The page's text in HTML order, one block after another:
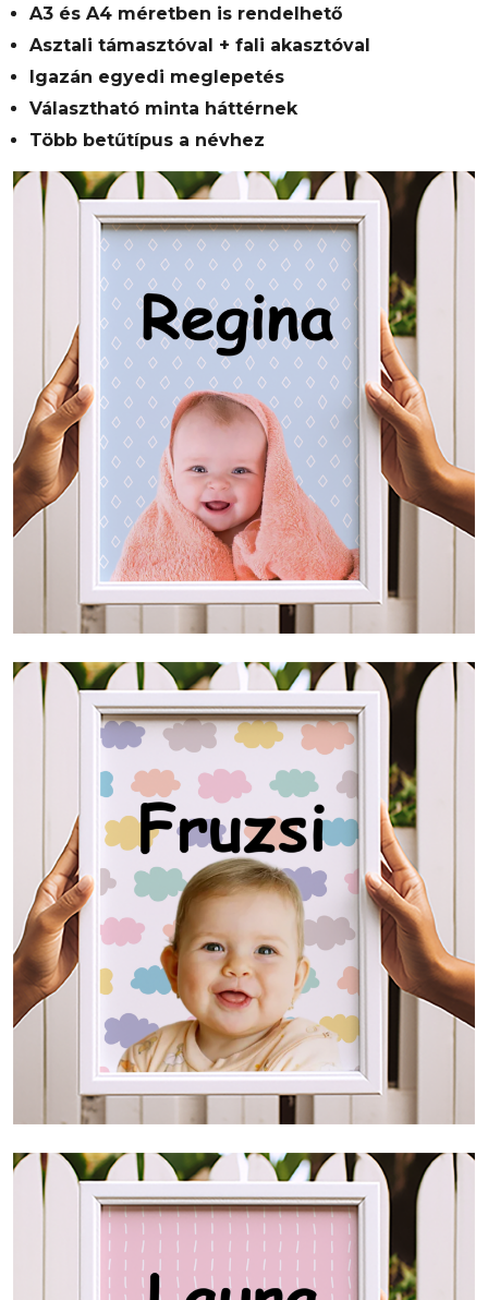
A3 és A4 méretben is rendelhető
Asztali támasztóval + fali akasztóval
Igazán egyedi meglepetés
Választható minta háttérnek
Több betűtípus a névhez